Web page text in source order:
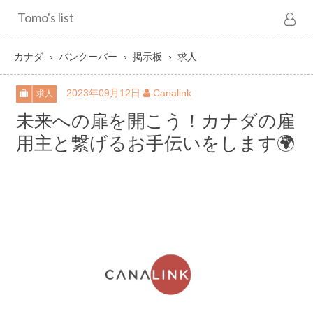
Tomo's list
カナダ バンクーバー 掲示板 求人
求人 2023年09月12日 Canalink
未来への扉を開こう！カナダの雇
用主と繋げるお手伝いをします🌍